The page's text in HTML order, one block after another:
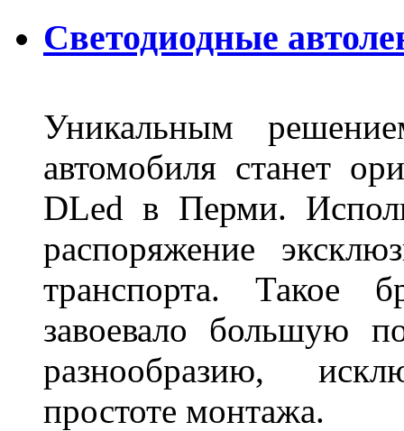
Светодиодные
Уникальным
автомобиля станет
DLed в Перми.
распоряжение
транспорта. Такое
завоевало большую
разнообразию,
простоте монтажа.